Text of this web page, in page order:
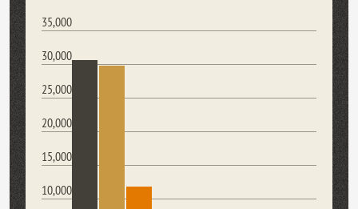
35,000
30,000
25,000
20,000
15,000
10,000